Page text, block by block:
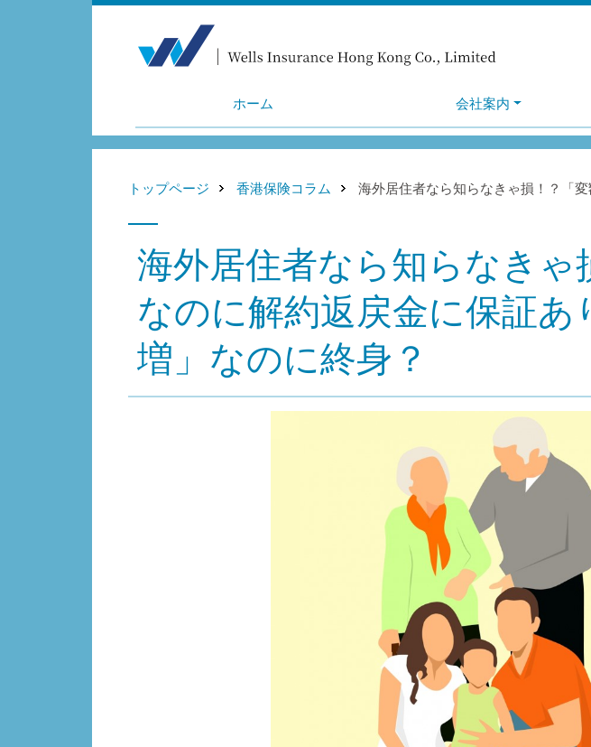
ホーム 会社案内
トップページ 香港保険コラム 海外居住者なら知らなきゃ損！？「
海外居住者なら知らなきゃ
なのに解約返戻金に保証あ
増」なのに終身？